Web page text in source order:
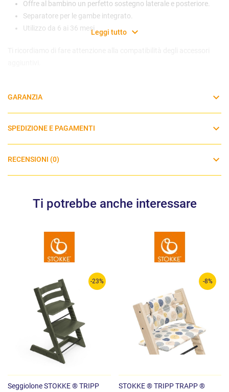
Offre al bambino un perfetto sostegno laterale e posteriore.
Separatore per le gambe integrato.
Utilizzo da 6 ai 36 mesi
Leggi tutto
GARANZIA
SPEDIZIONE E PAGAMENTI
RECENSIONI (0)
Ti potrebbe anche interessare
-23%
Seggiolone STOKKE ® TRIPP
-8%
STOKKE ® TRIPP TRAPP ®